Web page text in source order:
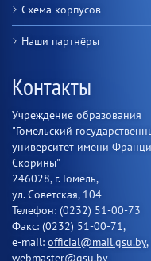
Схема корпусов
Наши партнёры
Контакты
Учреждение образования
"Гомельский
университет имени
Скорины"
246028, г. Гомель,
ул. Советская, 104
Телефон: (0232) 51-00-73
Факс: (0232) 51-00-71,
e-mail: official@mail.gsu.by,